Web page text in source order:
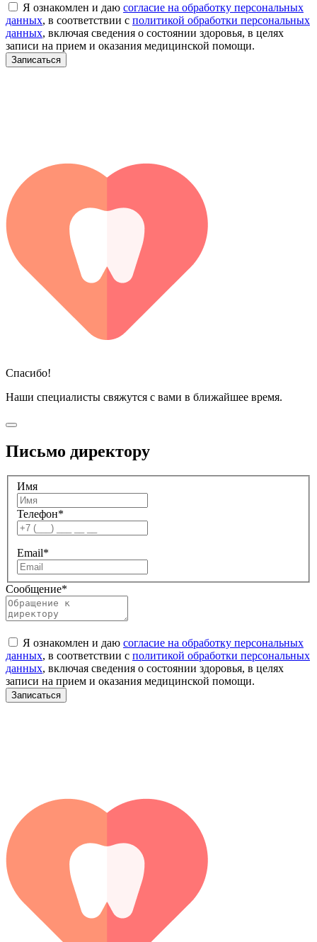
Я ознакомлен и даю согласие на обработку персональных
данных, в соответствии с политикой обработки персональных
данных, включая сведения о состоянии здоровья, в целях
записи на прием и оказания медицинской помощи.
Записаться
Спасибо!
Наши специалисты свяжутся с вами в ближайшее время.
Письмо директору
Имя
Телефон*
Email*
Сообщение*
Я ознакомлен и даю согласие на обработку персональных
данных, в соответствии с политикой обработки персональных
данных, включая сведения о состоянии здоровья, в целях
записи на прием и оказания медицинской помощи.
Записаться